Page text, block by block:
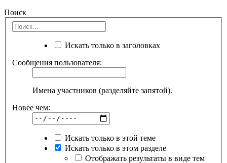
Поиск
Искать только в заголовках
Сообщения пользователя:
Имена участников (разделяйте запятой).
Новее чем:
Искать только в этой теме
Искать только в этом разделе
Отображать результаты в виде тем